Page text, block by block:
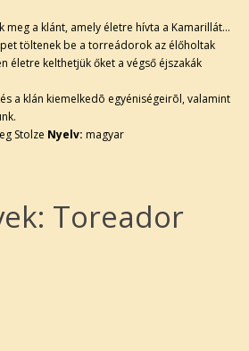
a klánt, amely életre hívta a Kamarillát...
töltenek be a torreádorok az élőholtak
életre kelthetjük őket a végső éjszakák
a klán kiemelkedõ egyéniségeirõl, valamint
Stolze Nyelv: magyar
Toreador